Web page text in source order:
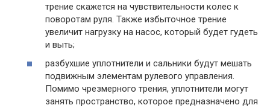
трение скажется на чувствительности колес к
поворотам руля. Также избыточное трение
увеличит нагрузку на насос, который будет гудеть
и выть;
разбухшие уплотнители и сальники будут мешать
подвижным элементам рулевого управления.
Помимо чрезмерного трения, уплотнители могут
занять пространство, которое предназначено для